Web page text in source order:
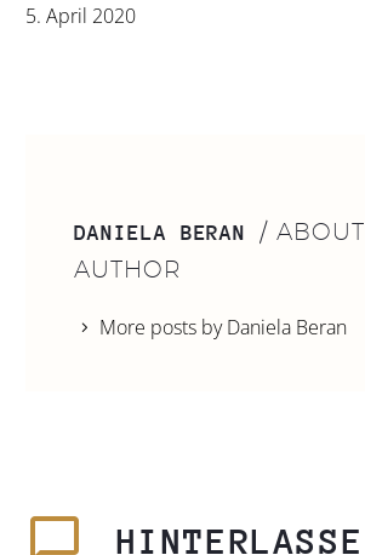
5. April 2020
DANIELA BERAN/ ABOUT
AUTHOR
More posts by Daniela Beran
HINTERLASSE